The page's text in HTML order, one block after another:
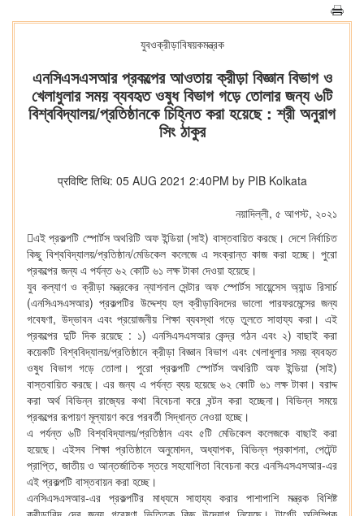
যুবওক্রীড়াবিষয়কমন্ত্রক
এনসিএসএসআর প্রকল্পের আওতায় ক্রীড়া বিজ্ঞান বিভাগ ও
খেলাধুলার সময় ব্যবহৃত ওষুধ বিভাগ গড়ে তোলার জন্য ৬টি
বিশ্ববিদ্যালয়/প্রতিষ্ঠানকে চিহ্নিত করা হয়েছে : শ্রী অনুরাগ
সিং ঠাকুর
प्रविष्टि तिथि: 05 AUG 2021 2:40PM by PIB Kolkata
নয়াদিল্লী, ৫ আগস্ট, ২০২১
এই প্রকল্পটি স্পোর্টস অথরিটি অফ ইন্ডিয়া (সাই) বাস্তবায়িত করছে। দেশে নির্বাচিত
কিছু বিশ্ববিদ্যালয়/প্রতিষ্ঠান/মেডিকেল কলেজে এ সংক্রান্ত কাজ করা হচ্ছে। পুরো
প্রকল্পের জন্য এ পর্যন্ত ৬২ কোটি ৬১ লক্ষ টাকা দেওয়া হয়েছে।
যুব কল্যাণ ও ক্রীড়া মন্ত্রকের ন্যাশনাল সেন্টার অফ স্পোর্টস সায়েন্সেস অ্যান্ড রিসার্চ
(এনসিএসএসআর) প্রকল্পটির উদ্দেশ্য হল ক্রীড়াবিদদের ভালো পারফরমেন্সের জন্য
গবেষণা, উদ্ভাবন এবং প্রয়োজনীয় শিক্ষা ব্যবস্থা গড়ে তুলতে সাহায্য করা। এই
প্রকল্পের দুটি দিক রয়েছে : ১) এনসিএসএসআর কেন্দ্র গঠন এবং ২) বাছাই করা
কয়েকটি বিশ্ববিদ্যালয়/প্রতিষ্ঠানে ক্রীড়া বিজ্ঞান বিভাগ এবং খেলাধুলার সময় ব্যবহৃত
ওষুধ বিভাগ গড়ে তোলা। পুরো প্রকল্পটি স্পোর্টস অথরিটি অফ ইন্ডিয়া (সাই)
বাস্তবায়িত করছে। এর জন্য এ পর্যন্ত ব্যয় হয়েছে ৬২ কোটি ৬১ লক্ষ টাকা। বরাদ্দ
করা অর্থ বিভিন্ন রাজ্যের কথা বিবেচনা করে বন্টন করা হচ্ছেনা। বিভিন্ন সময়ে
প্রকল্পের রূপায়ণ মূল্যায়ণ করে পরবর্তী সিদ্ধান্ত নেওয়া হচ্ছে।
এ পর্যন্ত ৬টি বিশ্ববিদ্যালয়/প্রতিষ্ঠান এবং ৫টি মেডিকেল কলেজকে বাছাই করা
হয়েছে। এইসব শিক্ষা প্রতিষ্ঠানে অনুমোদন, অধ্যাপক, বিভিন্ন প্রকাশনা, পেটেন্ট
প্রাপ্তি, জাতীয় ও আন্তর্জাতিক স্তরে সহযোগিতা বিবেচনা করে এনসিএসএসআর-এর
এই প্রকল্পটি বাস্তবায়ন করা হচ্ছে।
এনসিএসএসআর-এর প্রকল্পটির মাধ্যমে সাহায্য করার পাশাপাশি মন্ত্রক বিশিষ্ট